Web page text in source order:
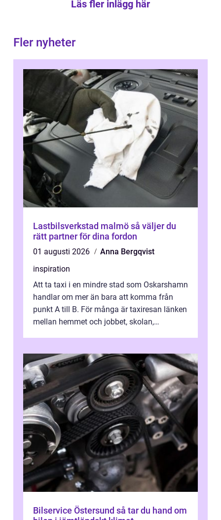
Läs fler inlägg här
Fler nyheter
Lastbilsverkstad malmö så väljer du
rätt partner för dina fordon
01 augusti 2026
Anna Bergqvist
inspiration
Att ta taxi i en mindre stad som Oskarshamn
handlar om mer än bara att komma från
punkt A till B. För många är taxiresan länken
mellan hemmet och jobbet, skolan,
Bilservice Östersund så tar du hand om